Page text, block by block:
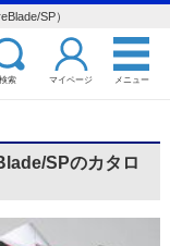
SP）
検索 マイページ メニュー
SPのカタロ